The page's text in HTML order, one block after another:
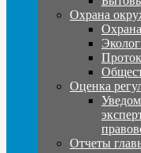
Охрана
Оценка
Отчеты